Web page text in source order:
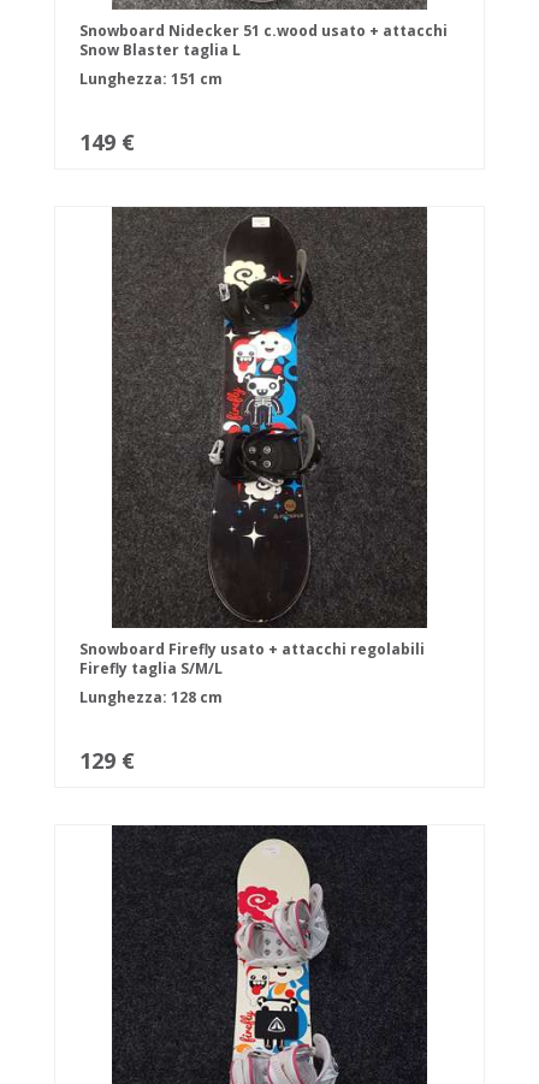
Snowboard Nidecker 51 c.wood usato + attacchi
Snow Blaster taglia L
Lunghezza: 151 cm
149 €
Snowboard Firefly usato + attacchi regolabili
Firefly taglia S/M/L
Lunghezza: 128 cm
129 €